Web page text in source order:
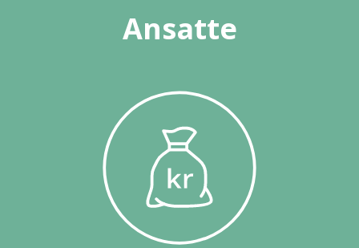
Ansatte